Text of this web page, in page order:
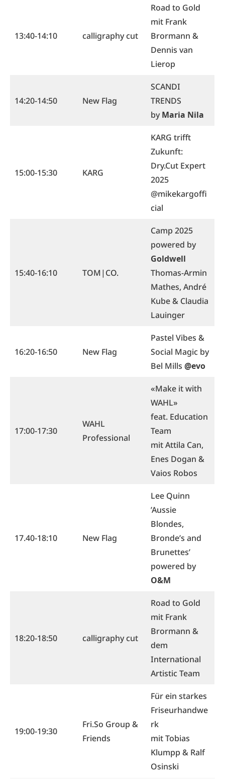
13:40-14:10 calligraphy cut
Road to Gold
mit Frank
Brormann &
Dennis van
Lierop
14:20-14:50 New Flag
SCANDI
TRENDS
byMaria Nila
15:00-15:30 KARG
KARG trifft
Zukunft:
Dry.Cut Expert
2025
@mikekargoffi
cial
15:40-16:10 TOM|CO.
Camp 2025
powered by
Goldwell
Thomas-Armin
Mathes, André
Kube & Claudia
Lauinger
16:20-16:50 New Flag
Pastel Vibes &
Social Magic by
Bel Mills @evo
17:00-17:30
WAHL
Professional
«Make it with
WAHL»
feat. Education
Team
mit Attila Can,
Enes Dogan &
Vaios Robos
17.40-18:10 New Flag
Lee Quinn
’Aussie
Blondes,
Bronde’s and
Brunettes’
powered by
O&M
18:20-18:50 calligraphy cut
Road to Gold
mit Frank
Brormann &
dem
International
Artistic Team
19:00-19:30
Fri.So Group &
Friends
Für ein starkes
Friseurhandwe
rk
mit Tobias
Klumpp & Ralf
Osinski